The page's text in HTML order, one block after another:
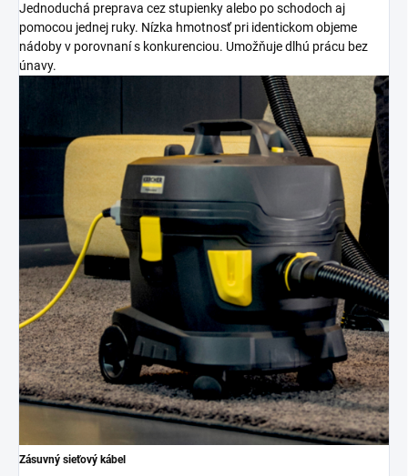
Jednoduchá preprava cez stupienky alebo po schodoch aj
pomocou jednej ruky. Nízka hmotnosť pri identickom objeme
nádoby v porovnaní s konkurenciou. Umožňuje dlhú prácu bez
únavy.
Zásuvný sieťový kábel